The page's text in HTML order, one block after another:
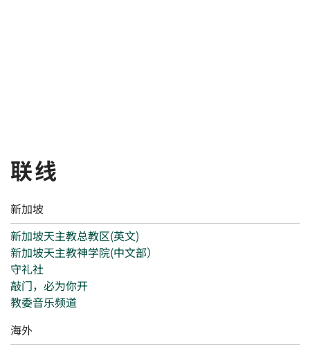
联线
新加坡
新加坡天主教总教区(英文)
新加坡天主教神学院(中文部）
守礼社
敲门，必为你开
教委音乐频道
海外